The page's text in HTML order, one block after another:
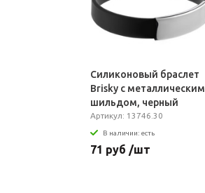
Силиконовый браслет
Brisky с металлическим
шильдом, черный
Артикул: 13746.30
В наличии: есть
71 руб /шт